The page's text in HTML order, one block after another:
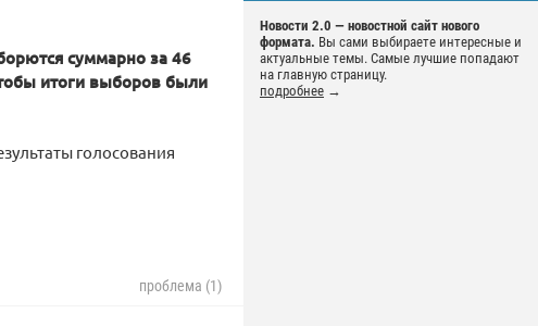
Новости 2.0 — новостной сайт нового
формата. Вы сами выбираете интересные и
актуальные темы. Самые лучшие попадают
на главную страницу.
подробнее →
суммарно за 46
итоги выборов были
голосования
проблема (1)